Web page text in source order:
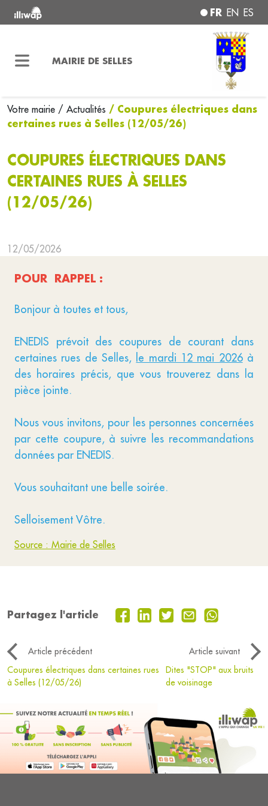
FR EN ES
MAIRIE DE SELLES
Votre mairie / Actualités / Coupures électriques dans
certaines rues à Selles (12/05/26)
COUPURES ÉLECTRIQUES DANS
CERTAINES RUES À SELLES
(12/05/26)
12/05/2026
POUR RAPPEL :
Bonjour à toutes et tous,
ENEDIS prévoit des coupures de courant dans
certaines rues de Selles, le mardi 12 mai 2026à
des horaires précis, que vous trouverez dans la
pièce jointe.
Nous vous invitons, pour les personnes concernées
par cette coupure, à suivre les recommandations
données par ENEDIS.
Vous souhaitant une belle soirée.
Selloisement Vôtre.
Source : Mairie de Selles
Partagez l'article
Article précédent
Article suivant
Coupures électriques dans certaines rues
à Selles (12/05/26)
Dites "STOP" aux bruits
de voisinage